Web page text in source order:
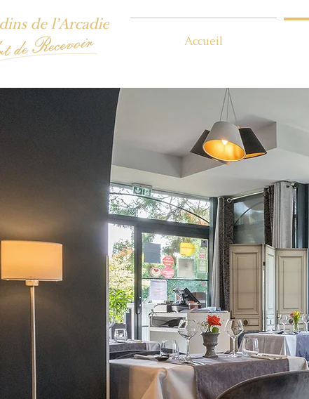
Accueil